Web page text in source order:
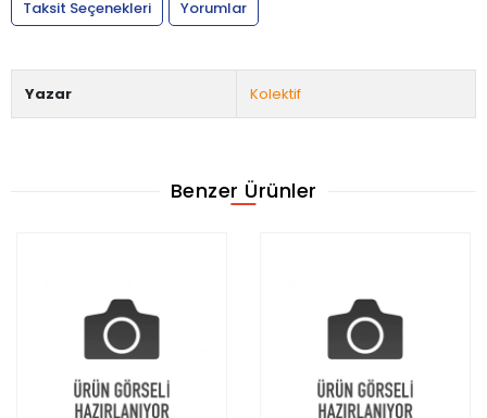
Taksit Seçenekleri
Yorumlar
Yazar Kolektif
Benzer Ürünler